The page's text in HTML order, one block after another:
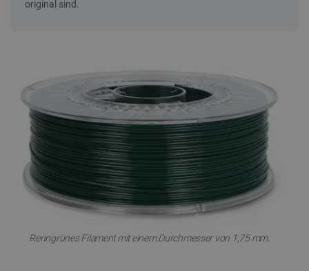
Renngrünes Filament mit einem Durchmesser von 1,75 mm.